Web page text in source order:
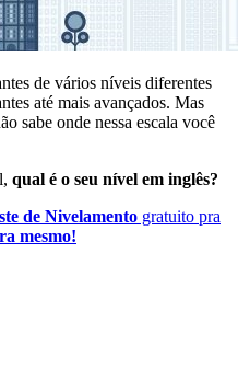
de vários níveis diferentes
até mais avançados. Mas
sabe onde nessa escala você
qual é o seu nível em inglês?
de Nivelamento gratuito pra
mesmo!